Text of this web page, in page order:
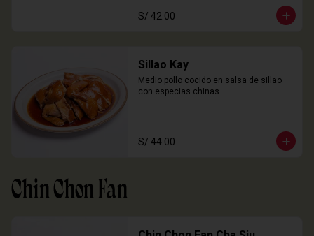
S/ 42.00
Sillao Kay
Medio pollo cocido en salsa de sillao
con especias chinas.
S/ 44.00
Chin Chon Fan